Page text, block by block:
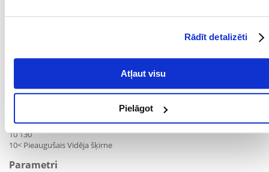
Rādīt detalizēti
Atļaut visu
Pielāgot
Omega 6 taukskābes: 2,1%.
(kg) (g/dienā)
2 45
8 110
10 130
10< Pieaugušais Vidēja šķirne
Parametri